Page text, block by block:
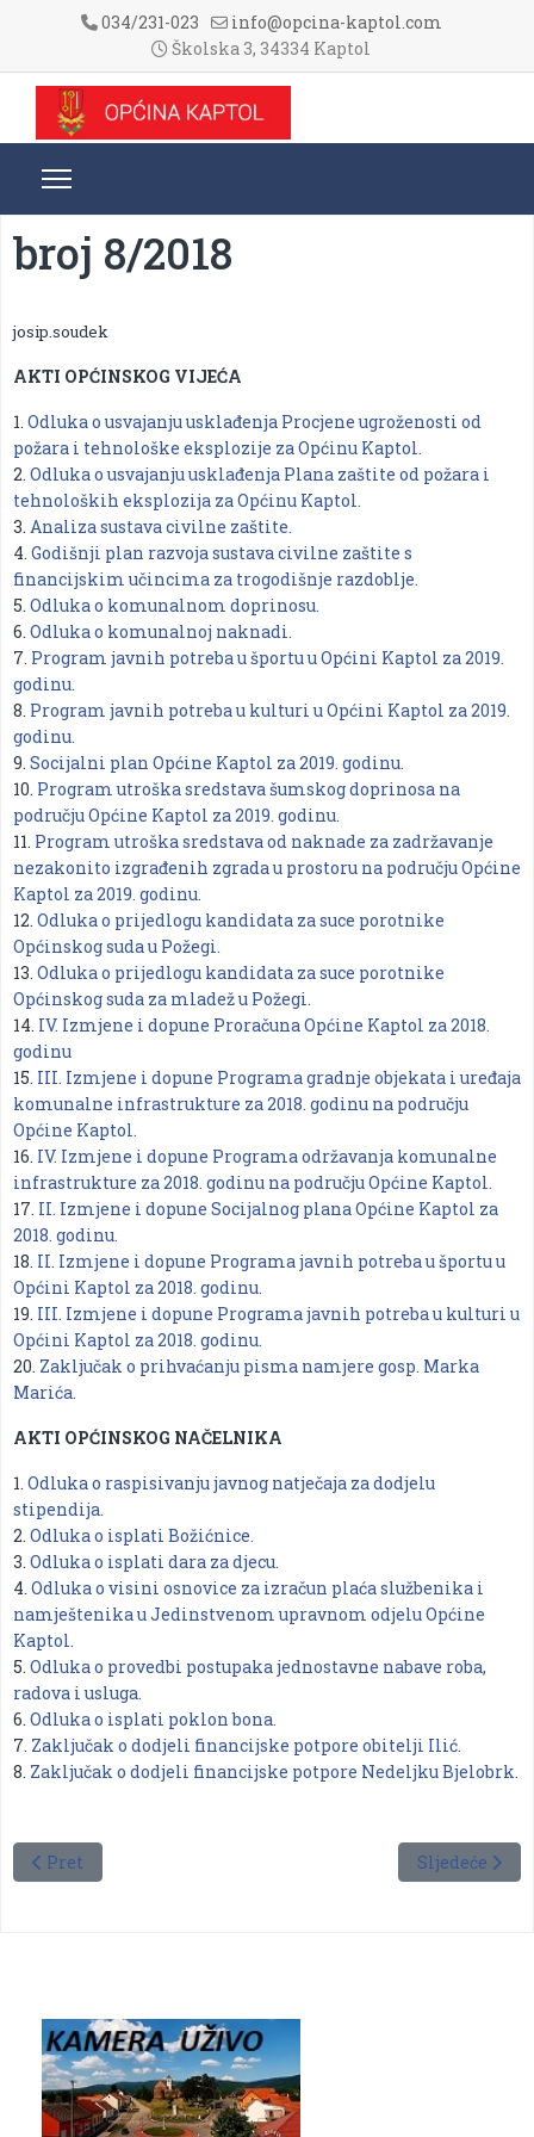
034/231-023
info@opcina-kaptol.com
Školska 3, 34334 Kaptol
broj 8/2018
josip.soudek
AKTI OPĆINSKOG VIJEĆA
1. Odluka o usvajanju usklađenja Procjene ugroženosti od
požara i tehnološke eksplozije za Općinu Kaptol.
2. Odluka o usvajanju usklađenja Plana zaštite od požara i
tehnoloških eksplozija za Općinu Kaptol.
3. Analiza sustava civilne zaštite.
4. Godišnji plan razvoja sustava civilne zaštite s
financijskim učincima za trogodišnje razdoblje.
5. Odluka o komunalnom doprinosu.
6. Odluka o komunalnoj naknadi.
7. Program javnih potreba u športu u Općini Kaptol za 2019.
godinu.
8. Program javnih potreba u kulturi u Općini Kaptol za 2019.
godinu.
9. Socijalni plan Općine Kaptol za 2019. godinu.
10. Program utroška sredstava šumskog doprinosa na
području Općine Kaptol za 2019. godinu.
11. Program utroška sredstava od naknade za zadržavanje
nezakonito izgrađenih zgrada u prostoru na području Općine
Kaptol za 2019. godinu.
12. Odluka o prijedlogu kandidata za suce porotnike
Općinskog suda u Požegi.
13. Odluka o prijedlogu kandidata za suce porotnike
Općinskog suda za mladež u Požegi.
14. IV. Izmjene i dopune Proračuna Općine Kaptol za 2018.
godinu
15. III. Izmjene i dopune Programa gradnje objekata i uređaja
komunalne infrastrukture za 2018. godinu na području
Općine Kaptol.
16. IV. Izmjene i dopune Programa održavanja komunalne
infrastrukture za 2018. godinu na području Općine Kaptol.
17. II. Izmjene i dopune Socijalnog plana Općine Kaptol za
2018. godinu.
18. II. Izmjene i dopune Programa javnih potreba u športu u
Općini Kaptol za 2018. godinu.
19. III. Izmjene i dopune Programa javnih potreba u kulturi u
Općini Kaptol za 2018. godinu.
20. Zaključak o prihvaćanju pisma namjere gosp. Marka
Marića.
AKTI OPĆINSKOG NAČELNIKA
1. Odluka o raspisivanju javnog natječaja za dodjelu
stipendija.
2. Odluka o isplati Božićnice.
3. Odluka o isplati dara za djecu.
4. Odluka o visini osnovice za izračun plaća službenika i
namještenika u Jedinstvenom upravnom odjelu Općine
Kaptol.
5. Odluka o provedbi postupaka jednostavne nabave roba,
radova i usluga.
6. Odluka o isplati poklon bona.
7. Zaključak o dodjeli financijske potpore obitelji Ilić.
8. Zaključak o dodjeli financijske potpore Nedeljku Bjelobrk.
Prethodni članak: broj 1/2019
Pret Sljedeći
Sljedeće